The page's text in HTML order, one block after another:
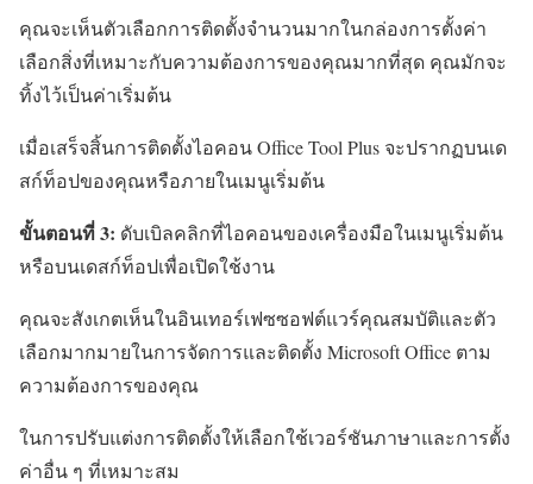
คุณจะเห็นตัวเลือกการติดตั้งจำนวนมากในกล่องการตั้งค่า
เลือกสิ่งที่เหมาะกับความต้องการของคุณมากที่สุด คุณมักจะ
ทิ้งไว้เป็นค่าเริ่มต้น
เมื่อเสร็จสิ้นการติดตั้งไอคอน Office Tool Plus จะปรากฏบนเด
สก์ท็อปของคุณหรือภายในเมนูเริ่มต้น
ขั้นตอนที่ 3: ดับเบิลคลิกที่ไอคอนของเครื่องมือในเมนูเริ่มต้น
หรือบนเดสก์ท็อปเพื่อเปิดใช้งาน
คุณจะสังเกตเห็นในอินเทอร์เฟซซอฟต์แวร์คุณสมบัติและตัว
เลือกมากมายในการจัดการและติดตั้ง Microsoft Office ตาม
ความต้องการของคุณ
ในการปรับแต่งการติดตั้งให้เลือกใช้เวอร์ชันภาษาและการตั้ง
ค่าอื่น ๆ ที่เหมาะสม